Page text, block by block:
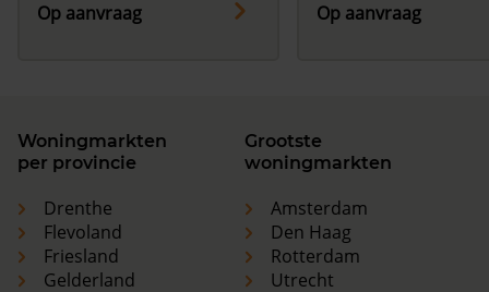
Op aanvraag
Op aanvraag
Woningmarkten
per provincie
Drenthe
Flevoland
Friesland
Gelderland
Grootste
woningmarkten
Amsterdam
Den Haag
Rotterdam
Utrecht